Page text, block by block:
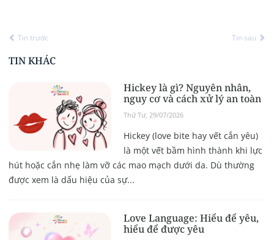
Tin trước Tin sau
TIN KHÁC
Hickey là gì? Nguyên nhân,
nguy cơ và cách xử lý an toàn
Thứ Tư, 29/07/2026
Hickey (love bite hay vết cắn yêu)
là một vết bầm hình thành khi lực
hút hoặc cắn nhẹ làm vỡ các mao mạch dưới da. Dù thường
được xem là dấu hiệu của sự...
Love Language: Hiểu để yêu,
hiểu để được yêu